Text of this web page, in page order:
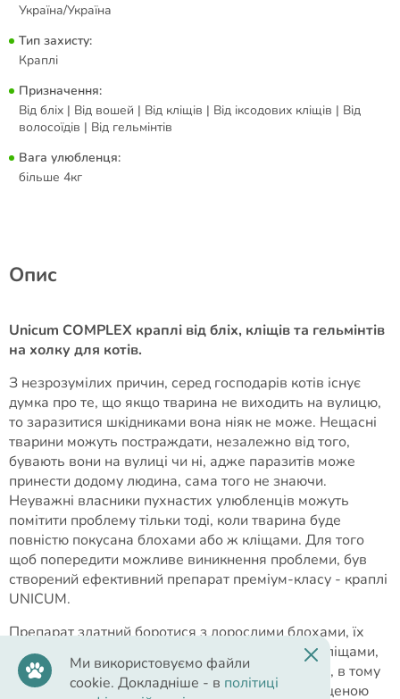
Україна/Україна
Тип захисту:
Краплі
Призначення:
Від бліх | Від вошей | Від кліщів | Від іксодових кліщів | Від
волосоїдів | Від гельмінтів
Вага улюбленця:
більше 4кг
Опис
Unicum COMPLEX краплі від бліх, кліщів та гельмінтів
на холку для котів.
З незрозумілих причин, серед господарів котів існує
думка про те, що якщо тварина не виходить на вулицю,
то заразитися шкідниками вона ніяк не може. Нещасні
тварини можуть постраждати, незалежно від того,
бувають вони на вулиці чи ні, адже паразитів може
принести додому людина, сама того не знаючи.
Неуважні власники пухнастих улюбленців можуть
помітити проблему тільки тоді, коли тварина буде
повністю покусана блохами або ж кліщами. Для того
щоб попередити можливе виникнення проблеми, був
створений ефективний препарат преміум-класу - краплі
UNICUM.
Препарат здатний боротися з дорослими блохами, їх
личинками та яйцями, волосоїдів, іксодовими кліщами,
вошами, нематодами, аскаридами, гельмінтами, в тому
числі, стрічковими. Краплі відрізняються підвищеною
Ми використовуємо файли
cookie. Докладніше - в політиці